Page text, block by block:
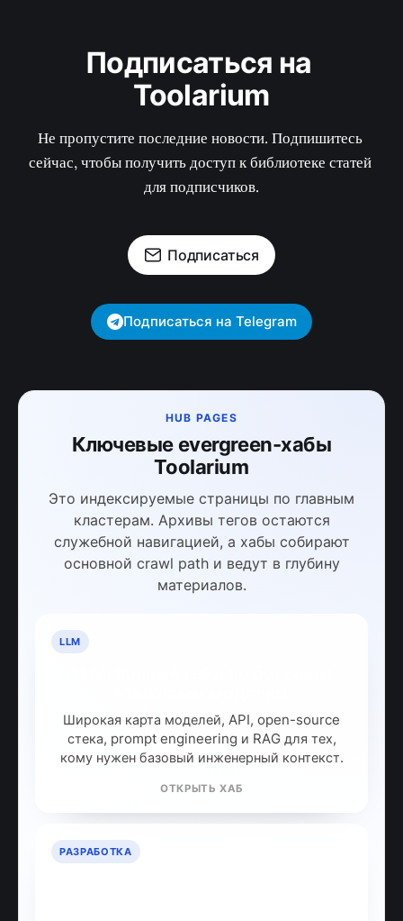
Подписаться на
Toolarium
Не пропустите последние новости. Подпишитесь
сейчас, чтобы получить доступ к библиотеке статей
для подписчиков.
Подписаться
Подписаться на Telegram
HUB PAGES
Ключевые evergreen-хабы
Toolarium
Это индексируемые страницы по главным
кластерам. Архивы тегов остаются
служебной навигацией, а хабы собирают
основной crawl path и ведут в глубину
материалов.
LLM
Широкая карта моделей, API, open-source
стека, prompt engineering и RAG для тех,
кому нужен базовый инженерный контекст.
ОТКРЫТЬ ХАБ
РАЗРАБОТКА